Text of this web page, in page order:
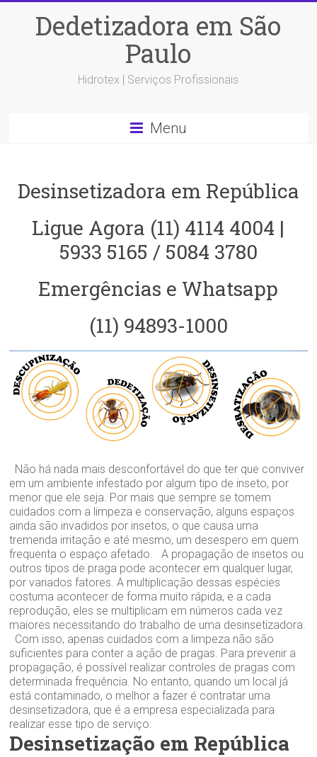
Dedetizadora em São
Paulo
Hidrotex | Serviços Profissionais
Menu
Desinsetizadora em República
Ligue Agora (11) 4114 4004 |
5933 5165 / 5084 3780
Emergências e Whatsapp
(11) 94893-1000
Não há nada mais desconfortável do que ter que conviver
em um ambiente infestado por algum tipo de inseto, por
menor que ele seja. Por mais que sempre se tomem
cuidados com a limpeza e conservação, alguns espaços
ainda são invadidos por insetos, o que causa uma
tremenda irritação e até mesmo, um desespero em quem
frequenta o espaço afetado. A propagação de insetos ou
outros tipos de praga pode acontecer em qualquer lugar,
por variados fatores. A multiplicação dessas espécies
costuma acontecer de forma muito rápida, e a cada
reprodução, eles se multiplicam em números cada vez
maiores necessitando do trabalho de uma desinsetizadora.
Com isso, apenas cuidados com a limpeza não são
suficientes para conter a ação de pragas. Para prevenir a
propagação, é possível realizar controles de pragas com
determinada frequência. No entanto, quando um local já
está contaminado, o melhor a fazer é contratar uma
desinsetizadora, que é a empresa especializada para
realizar esse tipo de serviço.
Desinsetização em República